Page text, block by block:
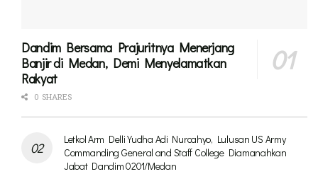
Dandim Bersama Prajuritnya Menerjang
Banjir di Medan, Demi Menyelamatkan
Rakyat
0 SHARES
Letkol Arm Delli Yudha Adi Nurcahyo, Lulusan US Army
Commanding General and Staff College Diamanahkan
Jabat Dandim 0201/Medan